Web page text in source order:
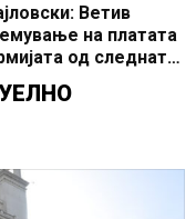
Ветив
на платата
од следната